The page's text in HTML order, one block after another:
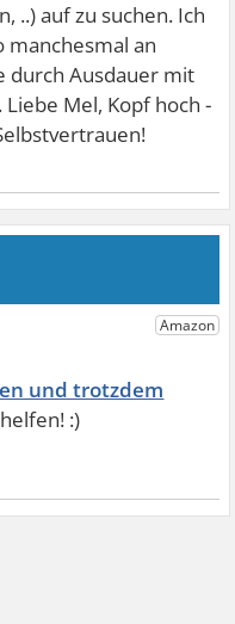
..) auf zu suchen. Ich
manchesmal an
durch Ausdauer mit
Mel, Kopf hoch -
und trotzdem